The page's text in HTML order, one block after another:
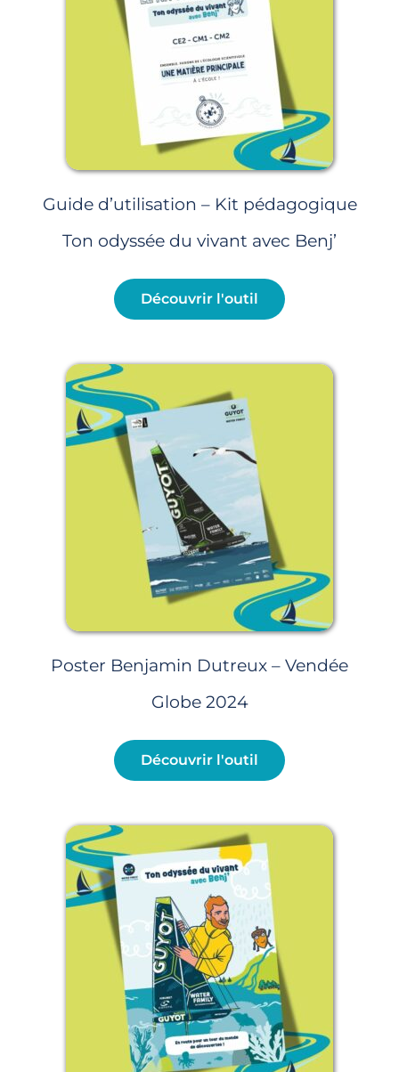
Guide d’utilisation – Kit pédagogique
Ton odyssée du vivant avec Benj’
Découvrir l'outil
Poster Benjamin Dutreux – Vendée
Globe 2024
Découvrir l'outil